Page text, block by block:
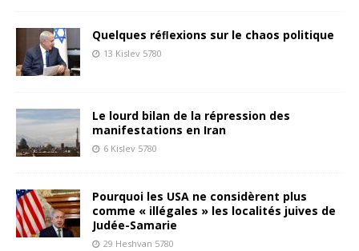
Quelques réﬂexions sur le chaos politique
13 Kislev 5780
Le lourd bilan de la répression des
manifestations en Iran
6 Kislev 5780
Pourquoi les USA ne considèrent plus
comme « illégales » les localités juives de
Judée-Samarie
29 Heshvan 5780